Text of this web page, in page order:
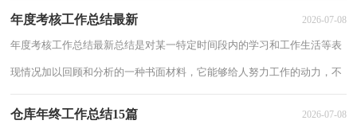
年度考核工作总结最新 2026-07-08
年度考核工作总结最新总结是对某一特定时间段内的学习和工作生活等表
现情况加以回顾和分析的一种书面材料，它能够给人努力工作的动力，不
仓库年终工作总结15篇 2026-07-08